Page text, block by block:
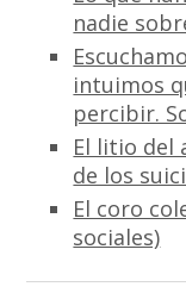
nadie
intuimos
percibir.
El litio del
de los
El coro
sociales)